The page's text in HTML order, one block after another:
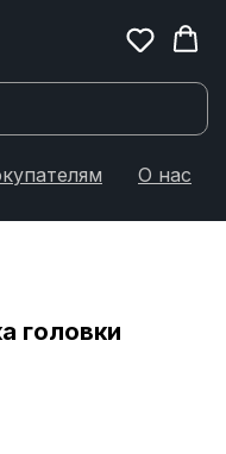
О нас
головки